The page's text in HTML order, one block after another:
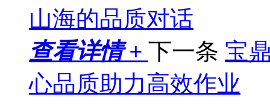
山海的品质对话
查看详情 + 下一条 宝
心品质助力高效作业